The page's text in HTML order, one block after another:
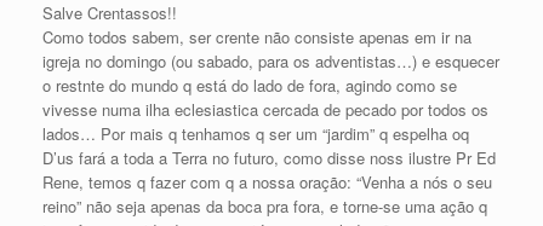
Salve Crentassos!!
Como todos sabem, ser crente não consiste apenas em ir na
igreja no domingo (ou sabado, para os adventistas…) e esquecer
o restnte do mundo q está do lado de fora, agindo como se
vivesse numa ilha eclesiastica cercada de pecado por todos os
lados… Por mais q tenhamos q ser um “jardim” q espelha oq
D’us fará a toda a Terra no futuro, como disse noss ilustre Pr Ed
Rene, temos q fazer com q a nossa oração: “Venha a nós o seu
reino” não seja apenas da boca pra fora, e torne-se uma ação q